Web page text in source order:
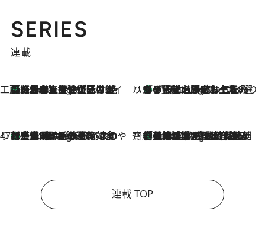
SERIES
連載
工藤まやのおもてなしハワイ
9 Hours Ago
【ハワイ土産】ローカルの絶大な支持で復活！ 絶品の幻クッキー《元ファンの日本人女性が受け継いだ名店》 ハワイ賢者 リサのお気に入りリスト9 Hours Ago
あの伝説の限定トートも！ リニューアルした「ディーン＆デルーカ ハワイ」で必須のお土産8選
47都道府県の手みやげ ひんやりスイーツで夏を満喫
9 Hours Ago
【三重県】この夏絶対食べたい 冷やしておいしいおやつ3選 お餅×アイスの新感覚スイーツ 齋藤 薫 美容脳ルネサンス
9 Hours Ago
「荷物が増えるほど旅ストレスは増す」美容ジャーナリストがたどり着いた最終結論。“化粧品を劇的に減らす”感動の凝縮美容とは
連載 TOP